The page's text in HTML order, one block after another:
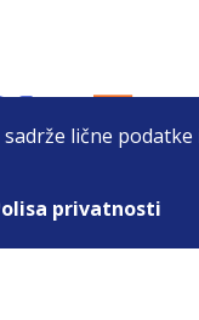
lične
privatnosti